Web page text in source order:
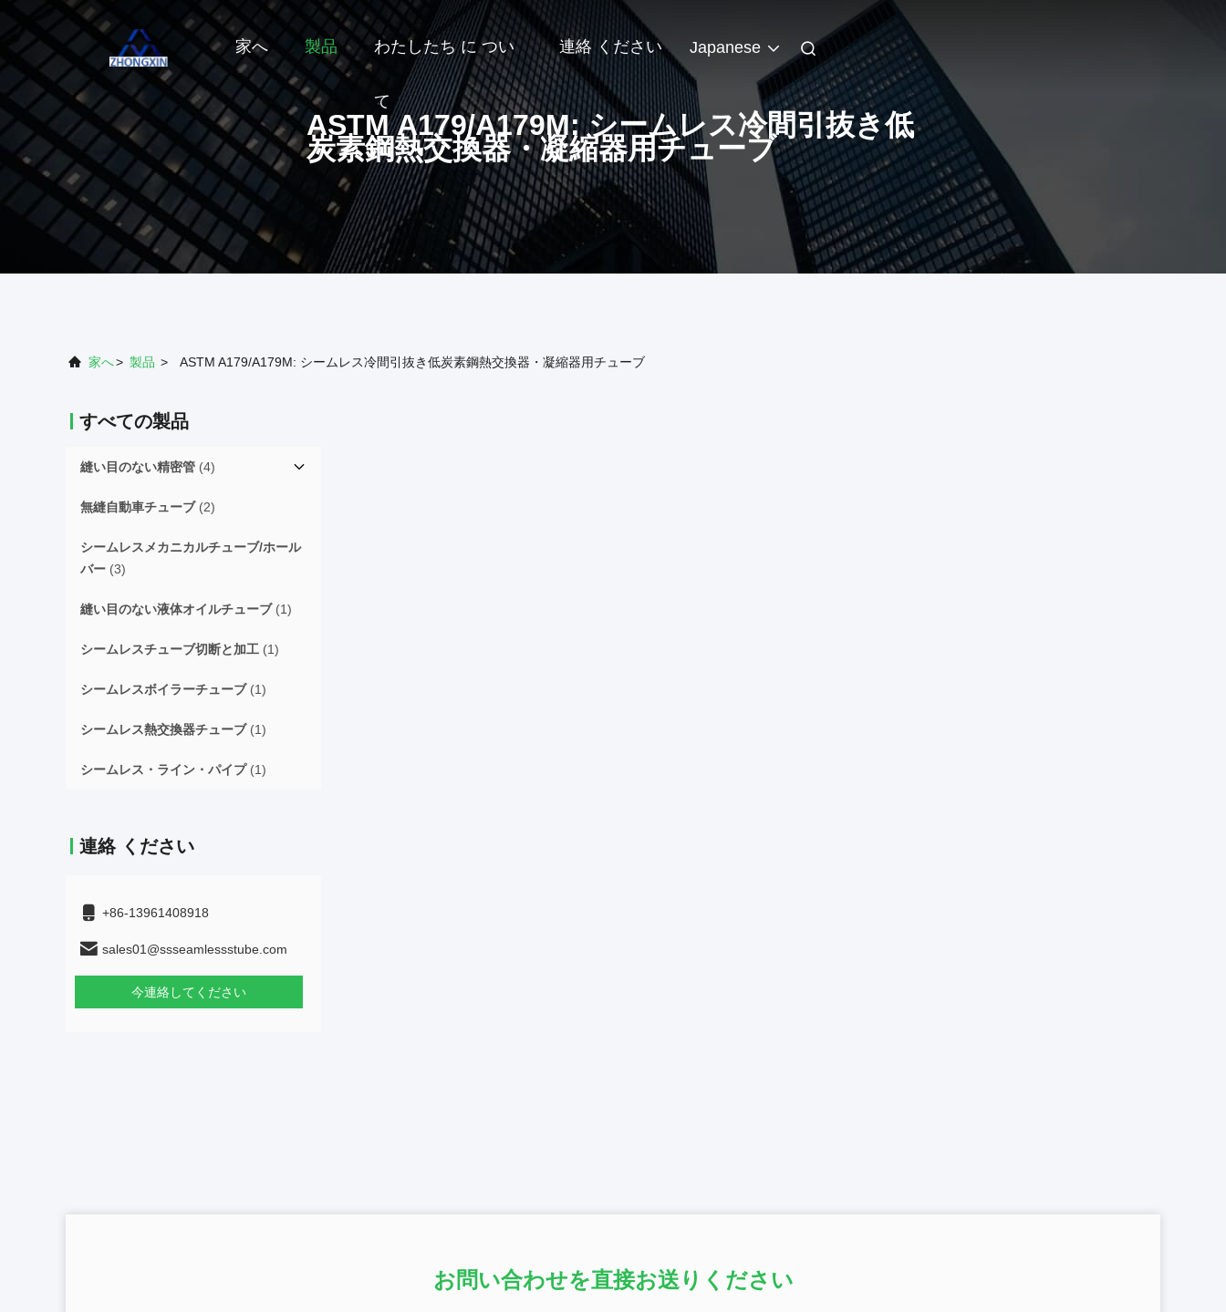
家へ 製品 わたしたち に つい
て
連絡 ください Japanese
ASTM A179/A179M: シームレス冷間引抜き低
炭素鋼熱交換器・凝縮器用チューブ
家へ> 製品 > ASTM A179/A179M: シームレス冷間引抜き低炭素鋼熱交換器・凝縮器用チューブ
すべての製品
縫い目のない精密管 (4)
無縫自動車チューブ(2)
シームレスメカニカルチューブ/ホール
バー (3)
縫い目のない液体オイルチューブ(1)
シームレスチューブ切断と加工 (1)
シームレスボイラーチューブ(1)
シームレス熱交換器チューブ(1)
シームレス・ライン・パイプ(1)
連絡 ください
+86-13961408918
sales01@ssseamlessstube.com
今連絡してください
お問い合わせを直接お送りください